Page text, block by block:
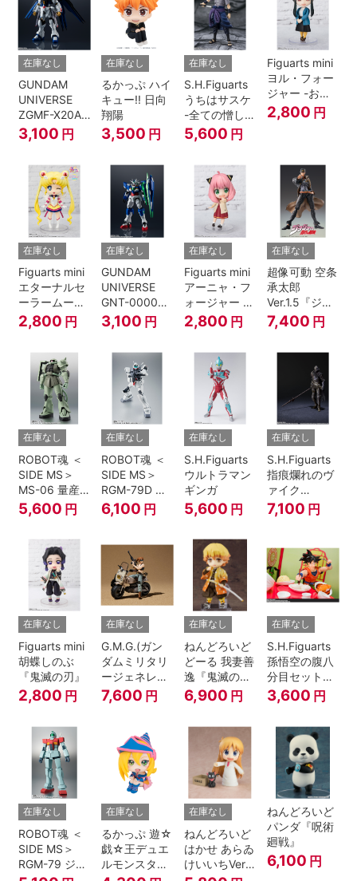
在庫なし
GUNDAM
UNIVERSE
ZGMF-X20A
STRIKE
FREEDOM
3,100 円
在庫なし
るかっぷ ハイ
キュー!! 日向
翔陽
3,500 円
在庫なし
S.H.Figuarts
うちはサスケ
-全ての憎しみ
を背負う者-
『NARUTO -
5,600 円
Figuarts mini
ヨル・フォー
ジャー -おで
けけこーで-
『SPY×FAMILY』
2,800 円
在庫なし
Figuarts mini
エターナルセ
ーラームーン-
Cosmos
edition-『美
ラームーン
Cosmos』
2,800 円
在庫なし
GUNDAM
UNIVERSE
GNT-0000
00 QAN[T]
3,100 円
在庫なし
Figuarts mini
アーニャ・フ
ォージャー -
おでけけこー
で-
2,800 円
在庫なし
超像可動 空条
承太郎
Ver.1.5『ジョ
ジョの奇妙な
冒険 第3部』
7,400 円
在庫なし
ROBOT魂 ＜
SIDE MS＞
MS-06 量産
型ザク ver.
A.N.I.M.E.
5,600 円
在庫なし
ROBOT魂 ＜
SIDE MS＞
RGM-79D ジ
ム寒冷地仕様
ver.
6,100 円
在庫なし
S.H.Figuarts
ウルトラマン
ギンガ
5,600 円
在庫なし
S.H.Figuarts
指痕爛れのヴ
ァイク
『ELDEN
RING』
7,100 円
在庫なし
Figuarts mini
胡蝶しのぶ
『鬼滅の刃』
2,800 円
在庫なし
G.M.G.(ガン
ダムミリタリ
ージェネレー
ション） 機動
戦士ガンダム
地球連邦軍V-
SP09 一般兵
士＆連邦兵専
用バイク
7,600 円
在庫なし
ねんどろいど
どーる 我妻善
逸『鬼滅の
刃』
6,900 円
在庫なし
S.H.Figuarts
孫悟空の腹八
分目セット
『ドラゴンボ
ールZ』
3,600 円
在庫なし
ROBOT魂 ＜
SIDE MS＞
RGM-79 ジム
在庫なし
るかっぷ 遊☆
戯☆王デュエ
ルモンスター
在庫なし
ねんどろいど
はかせ あらゐ
けいいちVer.
ねんどろいど
パンダ『呪術
廻戦』
6,100 円